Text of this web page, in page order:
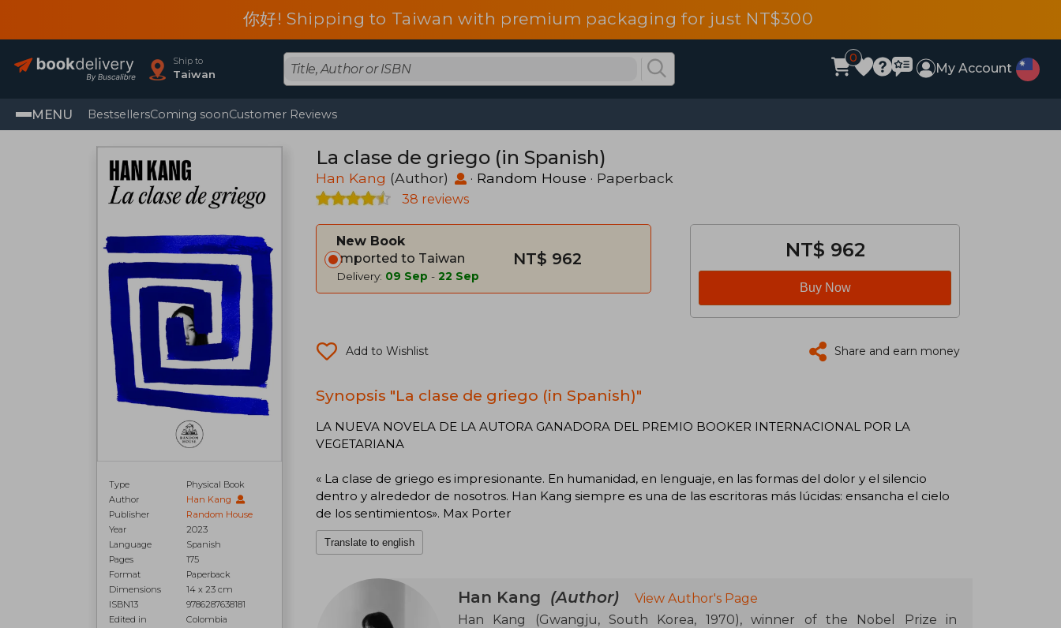
你好! Shipping to Taiwan with premium packaging for just NT$300
Ship to
Taiwan
0
My Account
MENU BestsellersComing soonCustomer Reviews
Type
Physical Book
Author
Han Kang
Publisher
Random House
Year
2023
Language
Spanish
Pages
175
Format
Paperback
Dimensions
14 x 23 cm
ISBN13
9786287638181
Edited in
Colombia
La clase de griego (in Spanish)
Han Kang (Author) · Random House · Paperback
38 reviews
New Book
Imported to Taiwan
Delivery: 09 Sep - 22 Sep
NT$ 962 NT$ 962
Buy Now
Add to Wishlist Share and earn money
Synopsis "La clase de griego (in Spanish)"
LA NUEVA NOVELA DE LA AUTORA GANADORA DEL PREMIO BOOKER INTERNACIONAL POR LA
VEGETARIANA
« La clase de griego es impresionante. En humanidad, en lenguaje, en las formas del dolor y el silencio
dentro y alrededor de nosotros. Han Kang siempre es una de las escritoras más lúcidas: ensancha el cielo
de los sentimientos». Max Porter
Translate to english
Han Kang (Author)
View Author's Page
Han Kang (Gwangju, South Korea, 1970), winner of the Nobel Prize in